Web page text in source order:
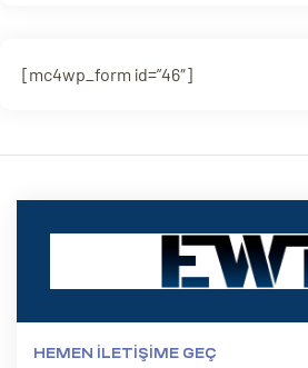
[mc4wp_form id=”46″]
HEMEN İLETIŞIME GEÇ